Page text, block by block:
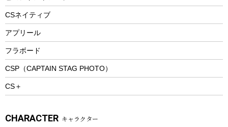
トレッキング
トレッキングアクセサリー
プレイグッズ
ウェルネス
ウェア、タオル
CSネイティブ
アプリール
フラボード
CSP（CAPTAIN STAG PHOTO）
CS＋
CHARACTER キャラクター